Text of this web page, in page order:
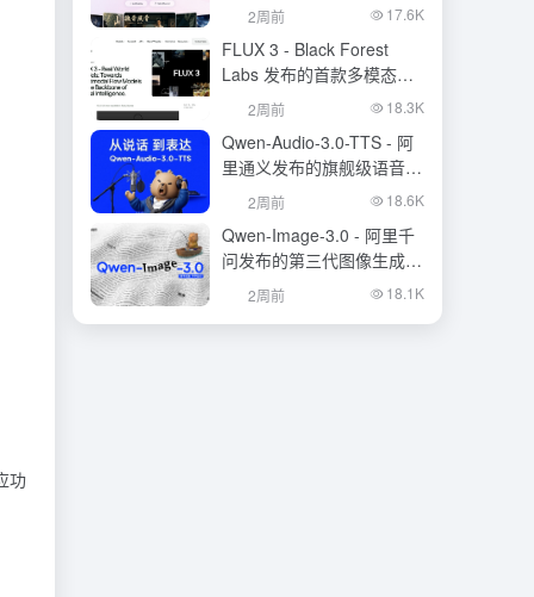
功
2周前 17.6K
FLUX 3 - Black Forest
Labs 发布的首款多模态基
础模型
2周前 18.3K
Qwen-Audio-3.0-TTS - 阿
里通义发布的旗舰级语音合
成大模型
2周前 18.6K
Qwen-Image-3.0 - 阿里千
问发布的第三代图像生成基
础模型
2周前 18.1K